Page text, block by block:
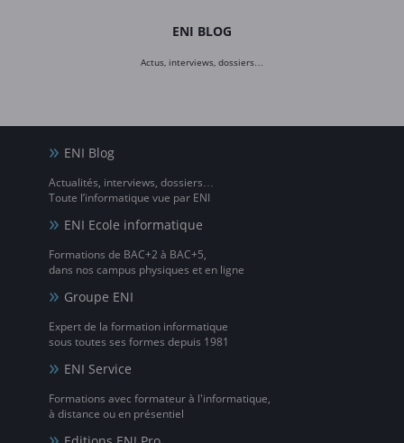
ENI BLOG
Actus, interviews, dossiers…
ENI Blog
Actualités, interviews, dossiers…
Toute l’informatique vue par ENI
ENI Ecole informatique
Formations de BAC+2 à BAC+5,
dans nos campus physiques et en ligne
Groupe ENI
Expert de la formation informatique
sous toutes ses formes depuis 1981
ENI Service
Formations avec formateur à l'informatique,
à distance ou en présentiel